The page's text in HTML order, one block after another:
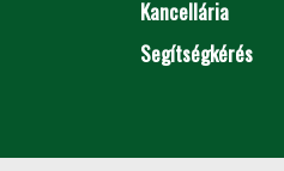
Kancellária
Segítségkérés